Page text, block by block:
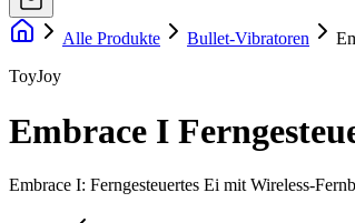
Alle Produkte Bullet-Vibratoren
ToyJoy
Embrace I
Embrace I: Ferngesteuertes Ei mit Wireless-